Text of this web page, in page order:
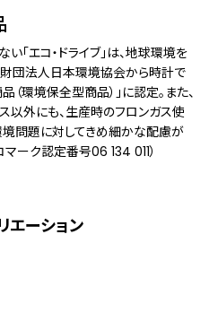
文字板
)
量表示機能
告機能
防止機能
米電波受信
「エコ・ドライブ」は、地球環境を
財団法人日本環境協会から時計で
（環境保全型商品）」に認定。また、
以外にも、生産時のフロンガス使
境問題に対してきめ細かな配慮が
マーク認定番号06 134 011）
エーション